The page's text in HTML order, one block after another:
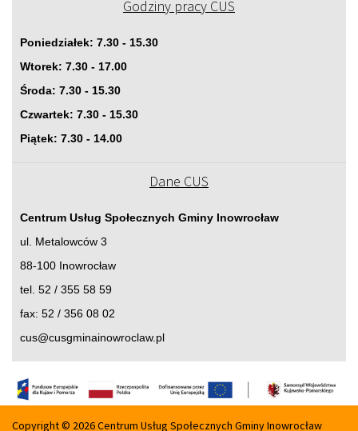
Godziny pracy CUS
Poniedziałek: 7.30 - 15.30
Wtorek: 7.30 - 17.00
Środa: 7.30 - 15.30
Czwartek: 7.30 - 15.30
Piątek: 7.30 - 14.00
Dane CUS
Centrum Usług Społecznych Gminy Inowrocław
ul. Metalowców 3
88-100 Inowrocław
tel. 52 / 355 58 59
fax: 52 / 356 08 02
cus@cusgminainowroclaw.pl
Copyright © 2026 Centrum Usług Społecznych Gminy Inowrocław